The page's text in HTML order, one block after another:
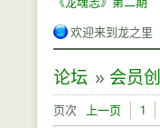
欢迎来到龙之里
论坛 » 会员
页次 上一页 1